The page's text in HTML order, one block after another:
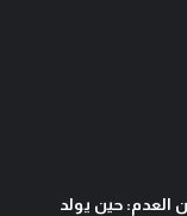
العدم: حين يولد